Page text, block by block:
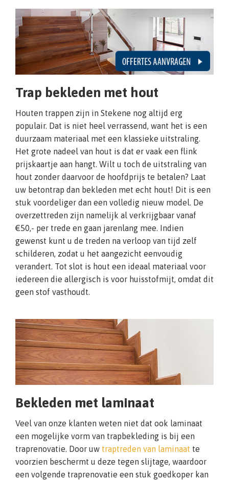
Trap bekleden met hout
Houten trappen zijn in Stekene nog altijd erg
populair. Dat is niet heel verrassend, want het is een
duurzaam materiaal met een klassieke uitstraling.
Het grote nadeel van hout is dat er vaak een flink
prijskaartje aan hangt. Wilt u toch de uitstraling van
hout zonder daarvoor de hoofdprijs te betalen? Laat
uw betontrap dan bekleden met echt hout! Dit is een
stuk voordeliger dan een volledig nieuw model. De
overzettreden zijn namelijk al verkrijgbaar vanaf
€50,- per trede en gaan jarenlang mee. Indien
gewenst kunt u de treden na verloop van tijd zelf
schilderen, zodat u het aangezicht eenvoudig
verandert. Tot slot is hout een ideaal materiaal voor
iedereen die allergisch is voor huisstofmijt, omdat dit
geen stof vasthoudt.
Bekleden met laminaat
Veel van onze klanten weten niet dat ook laminaat
een mogelijke vorm van trapbekleding is bij een
traprenovatie. Door uw traptreden van laminaat te
voorzien beschermt u deze tegen slijtage, waardoor
een volgende traprenovatie een stuk goedkoper kan